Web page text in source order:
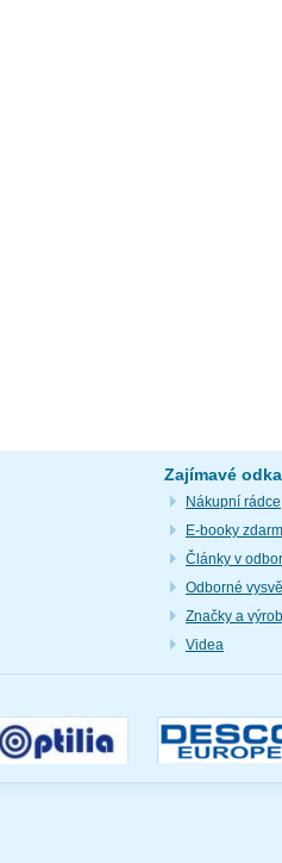
Zajímavé
Nákupní rádce
E-booky
Články v
Odborné
Značky a
Videa